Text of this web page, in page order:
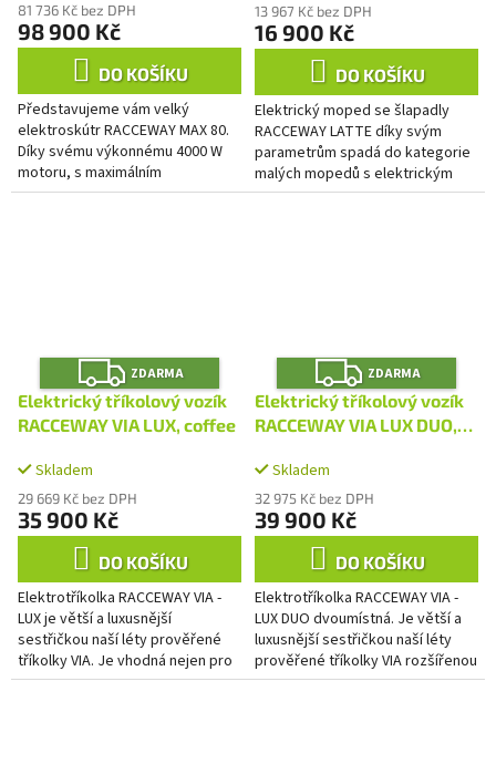
81 736 Kč bez DPH
98 900 Kč
DO KOŠÍKU
Představujeme vám velký
elektroskútr RACCEWAY MAX 80.
Díky svému výkonnému 4000 W
motoru, s maximálním
krátkodobým výkonem až 9000
13 967 Kč bez DPH
16 900 Kč
DO KOŠÍKU
Elektrický moped se šlapadly
RACCEWAY LATTE díky svým
parametrům spadá do kategorie
malých mopedů s elektrickým
pohonem a šlapadly. Užijte si
Z
D
A
R
M
ZDARMA
Elektrický tříkolový vozík
RACCEWAY VIA LUX, coffee
Skladem
29 669 Kč bez DPH
35 900 Kč
DO KOŠÍKU
Elektrotříkolka RACCEWAY VIA -
LUX je větší a luxusnější
sestřičkou naší léty prověřené
tříkolky VIA. Je vhodná nejen pro
ty, kdo mají problémy s chůzí a
Z
D
A
R
M
ZDARMA
Elektrický tříkolový vozík
RACCEWAY VIA LUX DUO,
Skladem
32 975 Kč bez DPH
39 900 Kč
DO KOŠÍKU
Elektrotříkolka RACCEWAY VIA -
LUX DUO dvoumístná. Je větší a
luxusnější sestřičkou naší léty
prověřené tříkolky VIA rozšířenou
o další sedadlo a upraveným